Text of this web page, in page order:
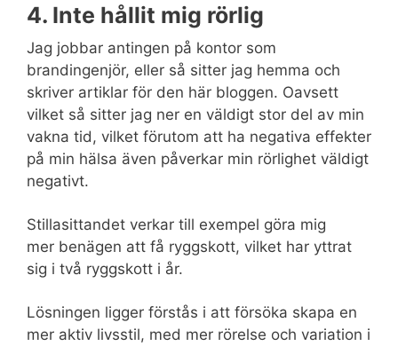
4. Inte hållit mig rörlig
Jag jobbar antingen på kontor som
brandingenjör, eller så sitter jag hemma och
skriver artiklar för den här bloggen. Oavsett
vilket så sitter jag ner en väldigt stor del av min
vakna tid, vilket förutom att ha negativa effekter
på min hälsa även påverkar min rörlighet väldigt
negativt.
Stillasittandet verkar till exempel göra mig
mer benägen att få ryggskott, vilket har yttrat
sig i två ryggskott i år.
Lösningen ligger förstås i att försöka skapa en
mer aktiv livsstil, med mer rörelse och variation i